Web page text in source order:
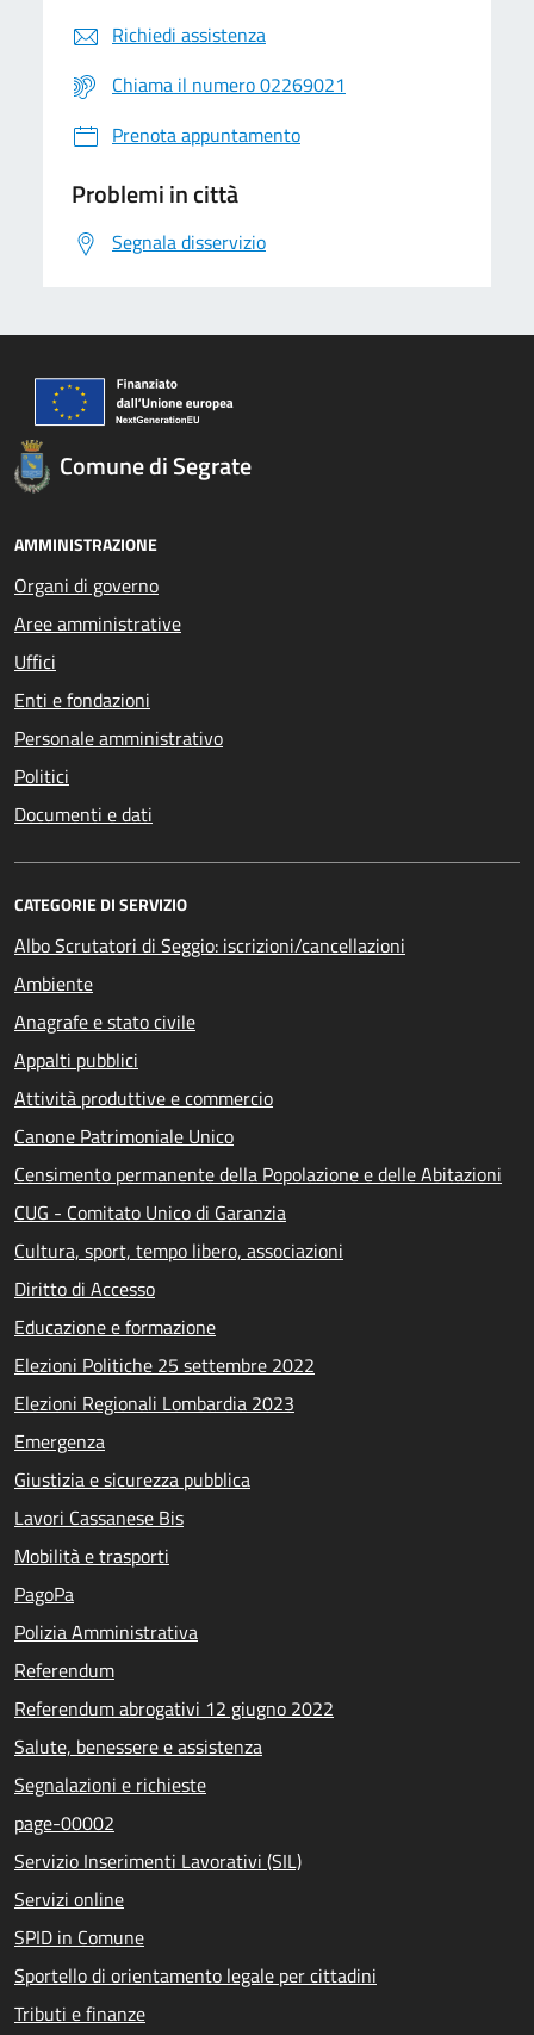
Richiedi assistenza
Chiama il numero 02269021
Prenota appuntamento
Problemi in città
Segnala disservizio
Comune di Segrate
AMMINISTRAZIONE
Organi di governo
Aree amministrative
Uffici
Enti e fondazioni
Personale amministrativo
Politici
Documenti e dati
CATEGORIE DI SERVIZIO
Albo Scrutatori di Seggio: iscrizioni/cancellazioni
Ambiente
Anagrafe e stato civile
Appalti pubblici
Attività produttive e commercio
Canone Patrimoniale Unico
Censimento permanente della Popolazione e delle Abitazioni
CUG - Comitato Unico di Garanzia
Cultura, sport, tempo libero, associazioni
Diritto di Accesso
Educazione e formazione
Elezioni Politiche 25 settembre 2022
Elezioni Regionali Lombardia 2023
Emergenza
Giustizia e sicurezza pubblica
Lavori Cassanese Bis
Mobilità e trasporti
PagoPa
Polizia Amministrativa
Referendum
Referendum abrogativi 12 giugno 2022
Salute, benessere e assistenza
Segnalazioni e richieste
page-00002
Servizio Inserimenti Lavorativi (SIL)
Servizi online
SPID in Comune
Sportello di orientamento legale per cittadini
Tributi e finanze